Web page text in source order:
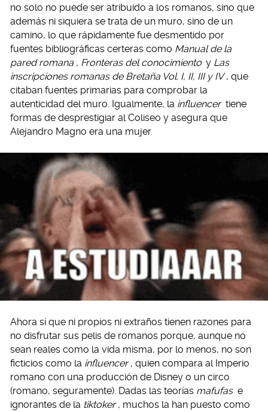
no solo no puede ser atribuido a los romanos, sino que
además ni siquiera se trata de un muro, sino de un
camino, lo que rápidamente fue desmentido por
fuentes bibliográficas certeras como Manual de la
pared romana , Fronteras del conocimiento y Las
inscripciones romanas de Bretaña Vol. I, II, III y IV , que
citaban fuentes primarias para comprobar la
autenticidad del muro. Igualmente, la influencer tiene
formas de desprestigiar al Coliseo y asegura que
Alejandro Magno era una mujer.
Ahora sí que ni propios ni extraños tienen razones para
no disfrutar sus pelis de romanos porque, aunque no
sean reales como la vida misma, por lo menos, no son
ficticios como la influencer , quien compara al Imperio
romano con una producción de Disney o un circo
(romano, seguramente). Dadas las teorías mafufas e
ignorantes de la tiktoker , muchos la han puesto como